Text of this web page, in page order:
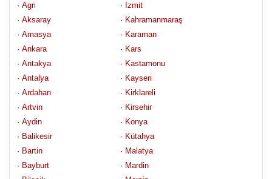
· Agri · Izmit
· Aksaray · Kahramanmaraş
· Amasya · Karaman
· Ankara · Kars
· Antakya · Kastamonu
· Antalya · Kayseri
· Ardahan · Kirklareli
· Artvin · Kirsehir
· Aydin · Konya
· Balikesir · Kütahya
· Bartin · Malatya
· Bayburt · Mardin